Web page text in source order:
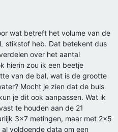
wat betreft het volume van de
stikstof heb. Dat betekent dus
over het aantal
hierin zou ik een beetje
van de bal, wat is de grootte
Mocht je zien dat de buis
je dit ook aanpassen. Wat ik
te houden aan de 21
3x7 metingen, maar met 2x5
voldoende data om een